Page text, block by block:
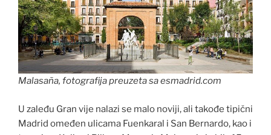
Malasaña, fotografija preuzeta sa esmadrid.com
U zaleđu Gran vije nalazi se malo noviji, ali takođe tipični
Madrid omeđen ulicama Fuenkaral i San Bernardo, kao i